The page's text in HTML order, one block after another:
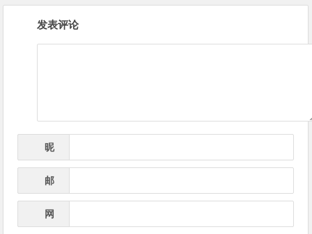
发表评论
昵
*
邮
*
网